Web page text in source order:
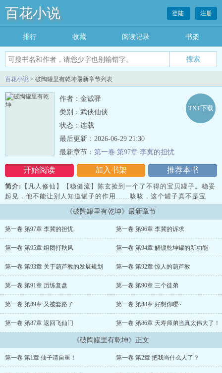
百花小说 登陆 注册
排行 收藏 阅读记录 书架
百花小说 > 破陶罐里有乾坤最新章节列表
作者：金诚驿
类别：武侠仙侠
状态：连载
开始阅读 加入书架 推荐本书
TXT下载
最后更新：2026-06-29 21:30
最新章节： 第一卷 第97章 李冀的担忧
简介:
【凡人修仙】【稳健流】陈玄捡到一个了不得的宝贝罐子。稳妥
起见，他不能让别人知道罐子的作用……咳咳，这个罐子真不是宝
贝！
《破陶罐里有乾坤》最新章节
第一卷 第97章 李冀的担忧 第一卷 第96章 李冀的诉求
第一卷 第95章 组团打秋风 第一卷 第94章 解锁乾坤罐的新功能
第一卷 第93章 关于葫芦教的发展规划 第一卷 第92章 惊人的葫芦教
第一卷 第91章 历练复盘 第一卷 第90章 三个徒弟
第一卷 第89章 又被套路了 第一卷 第88章 好想你嘤~
第一卷 第87章 返回飞仙门 第一卷 第86章 天寿师弟当真太伟大了！
《破陶罐里有乾坤》正文
第一卷 第1章 仙子请自重！ 第一卷 第2章 把我当什么人了？